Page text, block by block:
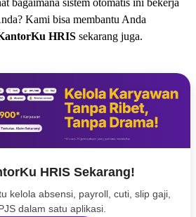
bagaimana sistem otomatis ini bekerja
Kami bisa membantu Anda
HRIS sekarang juga.
HRIS Sekarang!
kelola absensi, payroll, cuti, slip gaji,
dalam satu aplikasi.